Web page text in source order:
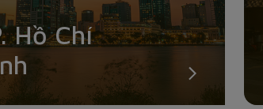
Hồ Chí